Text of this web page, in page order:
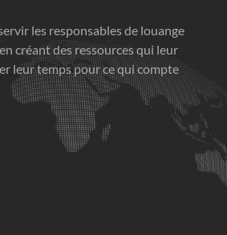
les responsables de louange
créant des ressources qui leur
leur temps pour ce qui compte